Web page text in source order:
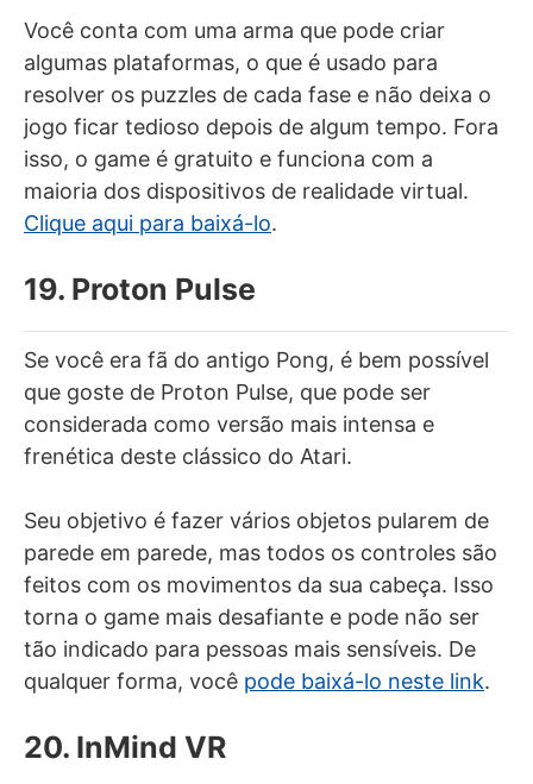
Você conta com uma arma que pode criar
algumas plataformas, o que é usado para
resolver os puzzles de cada fase e não deixa o
jogo ficar tedioso depois de algum tempo. Fora
isso, o game é gratuito e funciona com a
maioria dos dispositivos de realidade virtual.
Clique aqui para baixá-lo.
19. Proton Pulse
Se você era fã do antigo Pong, é bem possível
que goste de Proton Pulse, que pode ser
considerada como versão mais intensa e
frenética deste clássico do Atari.
Seu objetivo é fazer vários objetos pularem de
parede em parede, mas todos os controles são
feitos com os movimentos da sua cabeça. Isso
torna o game mais desafiante e pode não ser
tão indicado para pessoas mais sensíveis. De
qualquer forma, você pode baixá-lo neste link.
20. InMind VR